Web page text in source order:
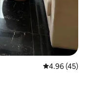
從 45 則評價
4.96 (45)